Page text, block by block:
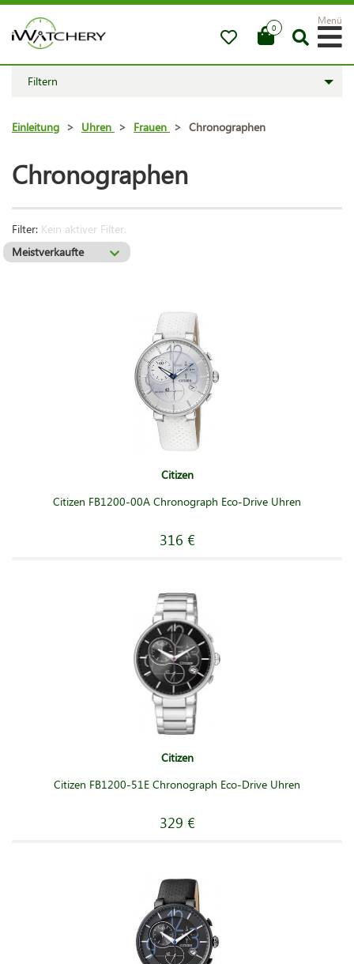
0
Menü
Filtern
Einleitung > Uhren > Frauen > Chronographen
Chronographen
Filter: Kein aktiver Filter.
Citizen
Citizen FB1200-00A Chronograph Eco-Drive Uhren
316 €
Citizen
Citizen FB1200-51E Chronograph Eco-Drive Uhren
329 €